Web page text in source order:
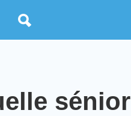
sénior